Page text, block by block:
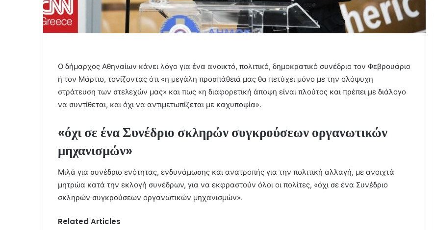
Ο δήμαρχος Αθηναίων κάνει λόγο για ένα ανοικτό, πολιτικό, δημοκρατικό συνέδριο τον Φεβρουάριο
ή τον Μάρτιο, τονίζοντας ότι «η μεγάλη προσπάθειά μας θα πετύχει μόνο με την ολόψυχη
στράτευση των στελεχών μας» και πως «η διαφορετική άποψη είναι πλούτος και πρέπει με διάλογο
να συντίθεται, και όχι να αντιμετωπίζεται με καχυποψία».
«όχι σε ένα Συνέδριο σκληρών συγκρούσεων οργανωτικών
μηχανισμών»
Μιλά για συνέδριο ενότητας, ενδυνάμωσης και ανατροπής για την πολιτική αλλαγή, με ανοιχτά
μητρώα κατά την εκλογή συνέδρων, για να εκφραστούν όλοι οι πολίτες, «όχι σε ένα Συνέδριο
σκληρών συγκρούσεων οργανωτικών μηχανισμών».
Related Articles